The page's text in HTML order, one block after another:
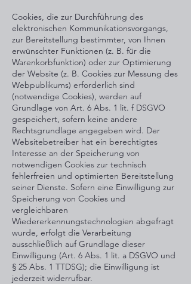
Cookies, die zur Durchführung des
elektronischen Kommunikationsvorgangs,
zur Bereitstellung bestimmter, von Ihnen
erwünschter Funktionen (z. B. für die
Warenkorbfunktion) oder zur Optimierung
der Website (z. B. Cookies zur Messung des
Webpublikums) erforderlich sind
(notwendige Cookies), werden auf
Grundlage von Art. 6 Abs. 1 lit. f DSGVO
gespeichert, sofern keine andere
Rechtsgrundlage angegeben wird. Der
Websitebetreiber hat ein berechtigtes
Interesse an der Speicherung von
notwendigen Cookies zur technisch
fehlerfreien und optimierten Bereitstellung
seiner Dienste. Sofern eine Einwilligung zur
Speicherung von Cookies und
vergleichbaren
Wiedererkennungstechnologien abgefragt
wurde, erfolgt die Verarbeitung
ausschließlich auf Grundlage dieser
Einwilligung (Art. 6 Abs. 1 lit. a DSGVO und
§ 25 Abs. 1 TTDSG); die Einwilligung ist
jederzeit widerrufbar.